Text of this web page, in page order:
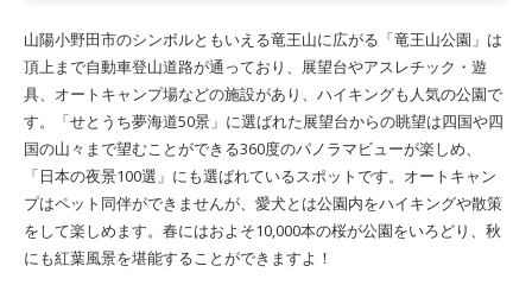
山陽小野田市のシンボルともいえる竜王山に広がる「竜王山公園」は
頂上まで自動車登山道路が通っており、展望台やアスレチック・遊
具、オートキャンプ場などの施設があり、ハイキングも人気の公園で
す。「せとうち夢海道50景」に選ばれた展望台からの眺望は四国や四
国の山々まで望むことができる360度のパノラマビューが楽しめ、
「日本の夜景100選」にも選ばれているスポットです。オートキャン
プはペット同伴ができませんが、愛犬とは公園内をハイキングや散策
をして楽しめます。春にはおよそ10,000本の桜が公園をいろどり、秋
にも紅葉風景を堪能することができますよ！